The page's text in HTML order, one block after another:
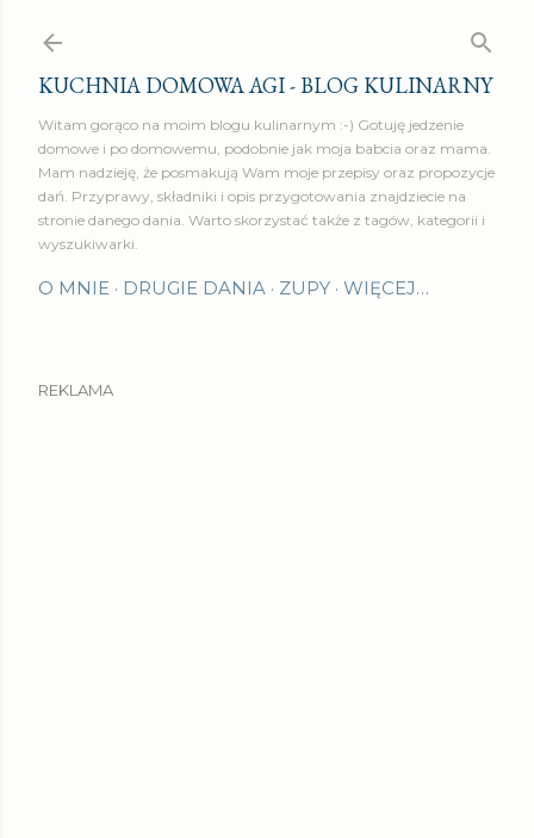
KUCHNIA DOMOWA AGI - BLOG KULINARNY
Witam gorąco na moim blogu kulinarnym :-) Gotuję jedzenie
domowe i po domowemu, podobnie jak moja babcia oraz mama.
Mam nadzieję, że posmakują Wam moje przepisy oraz propozycje
dań. Przyprawy, składniki i opis przygotowania znajdziecie na
stronie danego dania. Warto skorzystać także z tagów, kategorii i
wyszukiwarki.
O MNIE DRUGIE DANIA ZUPY WIĘCEJ…
REKLAMA